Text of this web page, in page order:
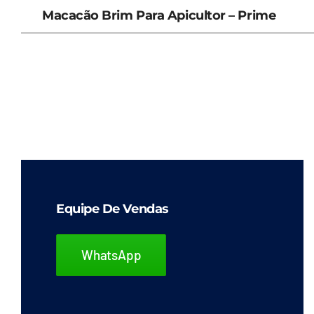
Macacão Brim Para Apicultor – Prime
Equipe De Vendas
WhatsApp